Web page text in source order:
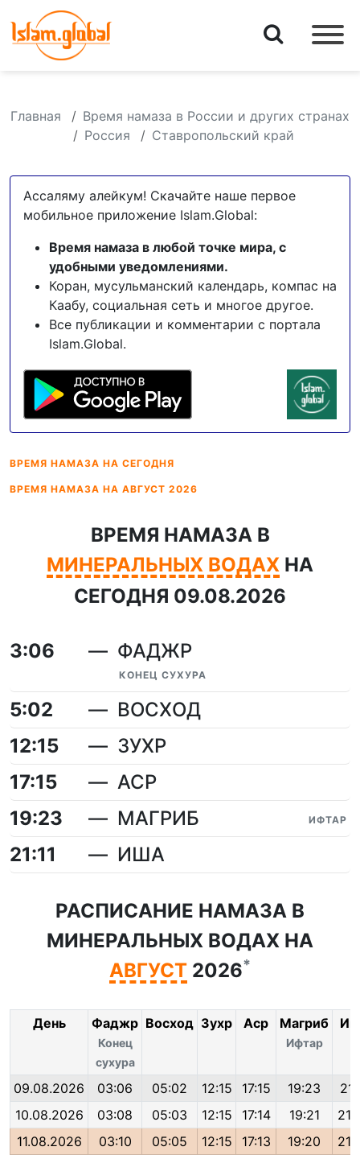
Главная
Время намаза в России и других странах
Россия
Ставропольский край
Ассаляму алейкум! Скачайте наше первое
мобильное приложение Islam.Global:
Время намаза в любой точке мира, с
удобными уведомлениями.
Коран, мусульманский календарь, компас на
Каабу, социальная сеть и многое другое.
Все публикации и комментарии с портала
Islam.Global.
ВРЕМЯ НАМАЗА НА СЕГОДНЯ
ВРЕМЯ НАМАЗА НА АВГУСТ 2026
ВРЕМЯ НАМАЗА В
МИНЕРАЛЬНЫХ ВОДАХ НА
СЕГОДНЯ 09.08.2026
3:06 ФАДЖР
КОНЕЦ СУХУРА
5:02
ВОСХОД
12:15
ЗУХР
17:15
АСР
19:23
МАГРИБ ИФТАР
21:11 ИША
РАСПИСАНИЕ НАМАЗА В
МИНЕРАЛЬНЫХ ВОДАХ НА
АВГУСТ 2026*
День Фаджр
Конец
сухура
Восход Зухр Аср Магриб
Ифтар
09.08.2026 03:06 05:02 12:15 17:15 19:23
10.08.2026
03:08 05:03 12:15 17:14 19:21
11.08.2026
03:10 05:05 12:15 17:13 19:20